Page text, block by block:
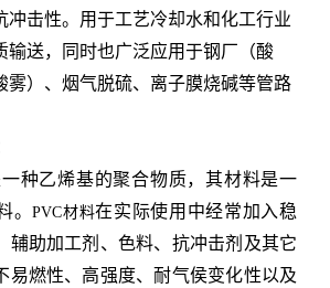
冲击性。用于工艺冷却水和化工行业
输送，同时也广泛应用于钢厂（酸
雾）、烟气脱硫、离子膜烧碱等管路
种乙烯基的聚合物质，其材料是一
。PVC材料在实际使用中经常加入稳
辅助加工剂、色料、抗冲击剂及其它
易燃性、高强度、耐气侯变化性以及